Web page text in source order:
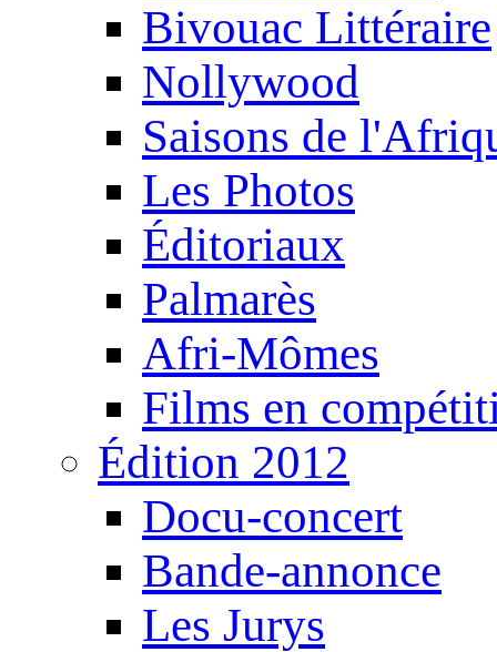
Bivouac Littéraire
Nollywood
Saisons de
Les Photos
Éditoriaux
Palmarès
Afri-Mômes
Films en
Édition 2012
Docu-concert
Bande-annonce
Les Jurys